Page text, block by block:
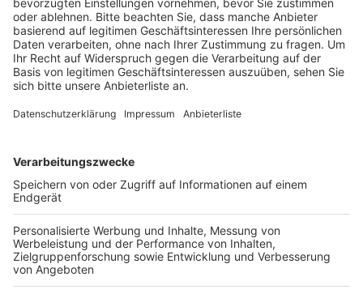
worden. Nach zwei Jahren mit sinkenden Zahlen sind
2024 hier im Kreis 4.060 Mädchen und Jungs zur Welt
gekommen – das sind laut der Landesstatistiker 17
Babys mehr als im Jahr davor. Und damit entwickeln
sich die Zahlen im Kreis gegen den Landestrend. Denn
NRW-weit geht die Zahl der Geburten weiter zurück.
Kinder geboren – das sind fast 90 weniger als im
Vorjahr.
Weitere Themen von Rhein und Erft